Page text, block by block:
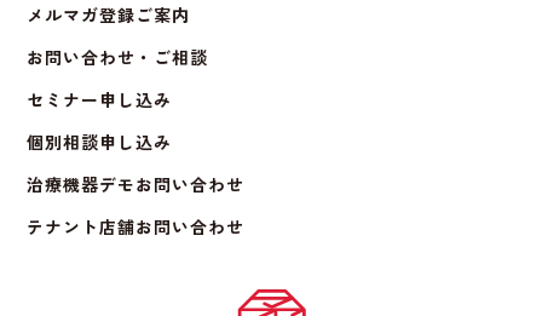
メルマガ登録ご案内
お問い合わせ・ご相談
セミナー申し込み
個別相談申し込み
治療機器デモお問い合わせ
テナント店舗お問い合わせ